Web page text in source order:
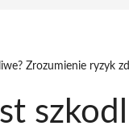
Zrozumienie ryzyk